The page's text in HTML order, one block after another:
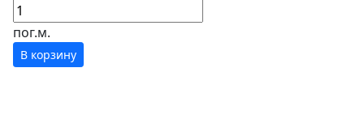
пог.м.
В корзину